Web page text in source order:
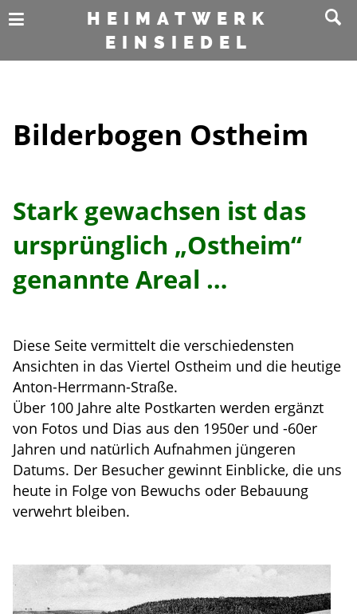
HEIMATWERK
EINSIEDEL
Bilderbogen Ostheim
Stark gewachsen ist das
ursprünglich „Ostheim“
genannte Areal …
Diese Seite vermittelt die verschiedensten
Ansichten in das Viertel Ostheim und die heutige
Anton-Herrmann-Straße.
Über 100 Jahre alte Postkarten werden ergänzt
von Fotos und Dias aus den 1950er und -60er
Jahren und natürlich Aufnahmen jüngeren
Datums. Der Besucher gewinnt Einblicke, die uns
heute in Folge von Bewuchs oder Bebauung
verwehrt bleiben.